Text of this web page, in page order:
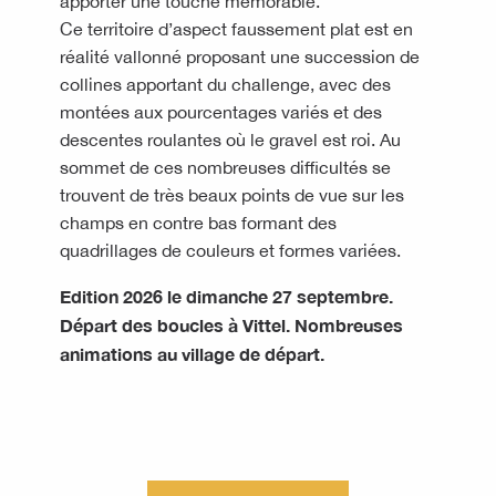
Ce territoire d’aspect faussement plat est en
réalité vallonné proposant une succession de
collines apportant du challenge, avec des
montées aux pourcentages variés et des
descentes roulantes où le gravel est roi. Au
sommet de ces nombreuses difficultés se
trouvent de très beaux points de vue sur les
champs en contre bas formant des
quadrillages de couleurs et formes variées.
Edition 2026 le dimanche 27 septembre.
Départ des boucles à Vittel. Nombreuses
animations au village de départ.